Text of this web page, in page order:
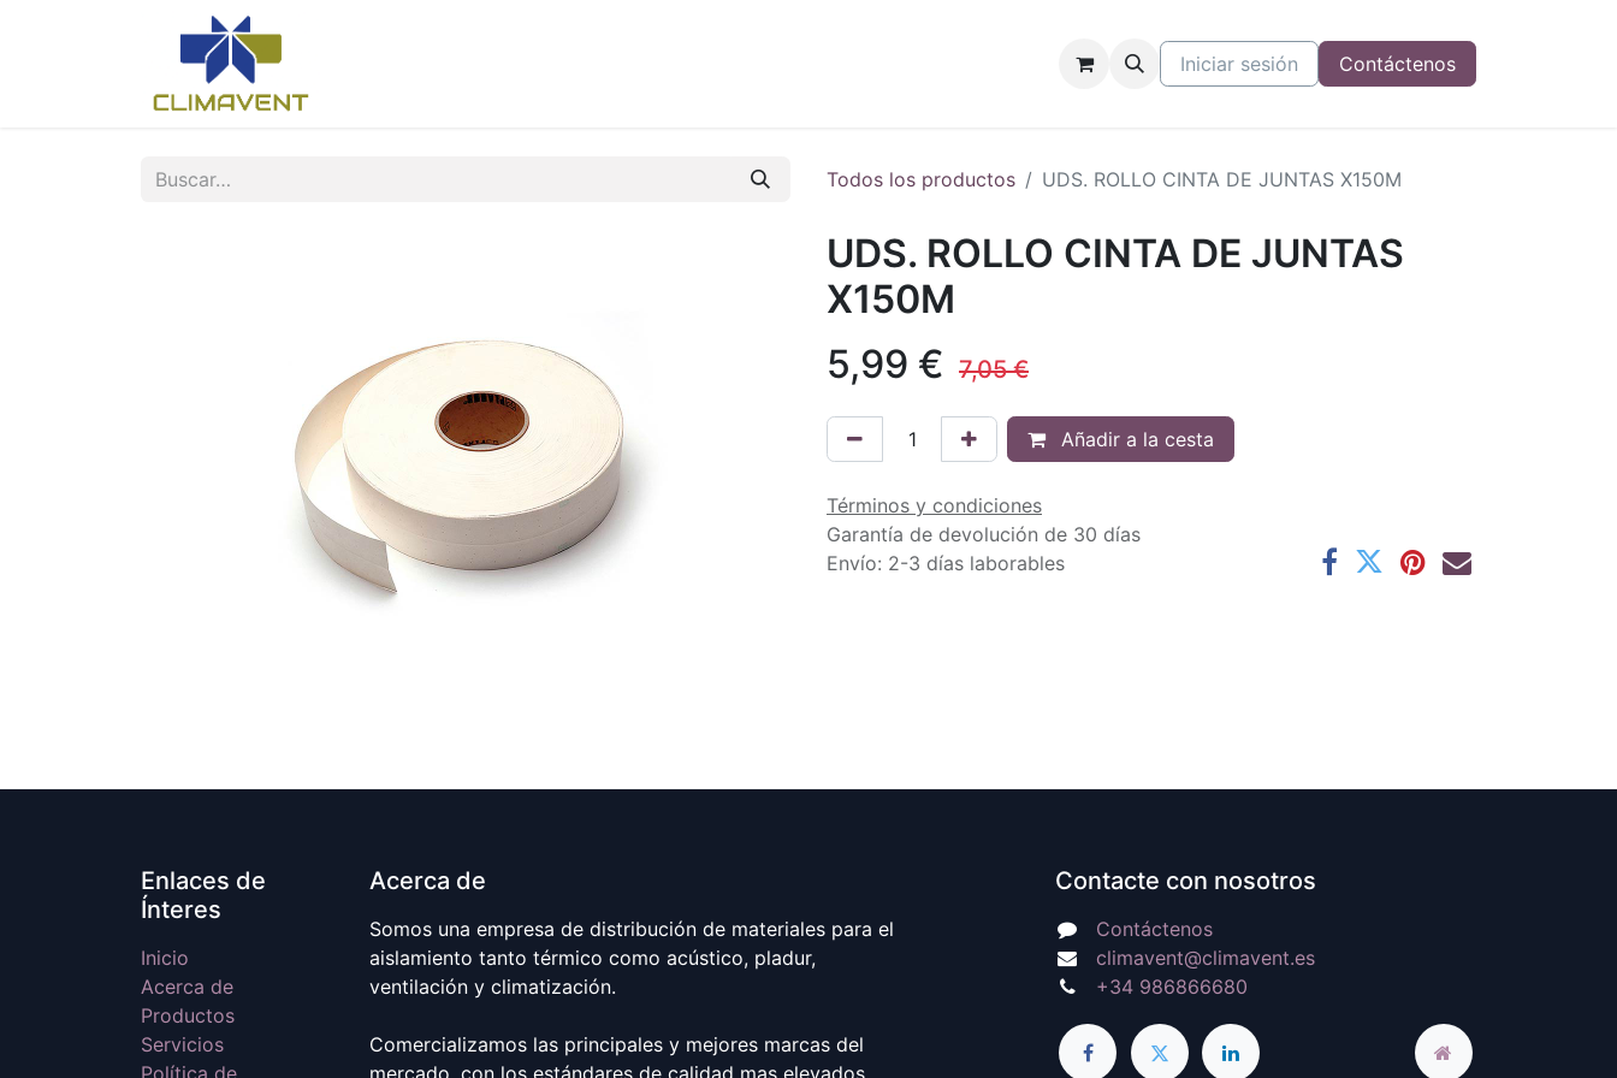
Iniciar sesión Contáctenos
Todos los productos UDS. ROLLO CINTA DE JUNTAS X150M
UDS. ROLLO CINTA DE JUNTAS
X150M
5,99 € 7,05€
Añadir a la cesta
Términos y condiciones
Garantía de devolución de 30 días
Envío: 2-3 días laborables
Enlaces de
Ínteres
Inicio
Acerca de
Productos
Servicios
Política de
Acerca de
Somos una empresa de distribución de materiales para el
aislamiento tanto térmico como acústico, pladur,
ventilación y climatización.
Comercializamos las principales y mejores marcas del
mercado, con los estándares de calidad mas elevados.
Contacte con nosotros
Contáctenos
climavent@climavent.es
+34 986866680